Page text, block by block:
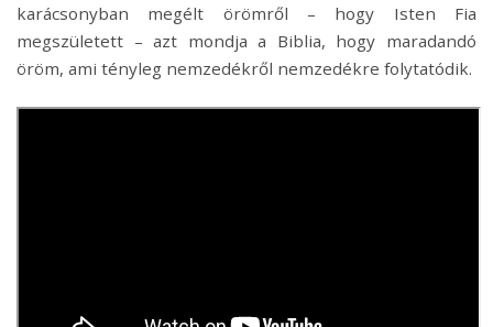
karácsonyban megélt örömről – hogy Isten Fia
megszületett – azt mondja a Biblia, hogy maradandó
öröm, ami tényleg nemzedékről nemzedékre folytatódik.